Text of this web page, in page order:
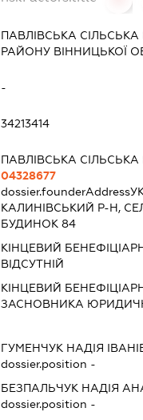
ПАВЛІВСЬКА
РАЙОНУ ВІННИЦЬКОЇ
-
34213414
ПАВЛІВСЬКА СІЛЬСЬКА
04328677
dossier.founderAddress
КАЛИНІВСЬКИЙ Р-Н,
БУДИНОК 84
КІНЦЕВИЙ
ВІДСУТНІЙ
КІНЦЕВИЙ
ЗАСНОВНИКА
ГУМЕНЧУК НАДІЯ
dossier.position -
БЕЗПАЛЬЧУК НАДІЯ
dossier.position -